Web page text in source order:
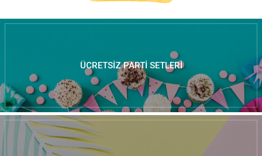
ÜCRETSIZ PARTI SETLERI